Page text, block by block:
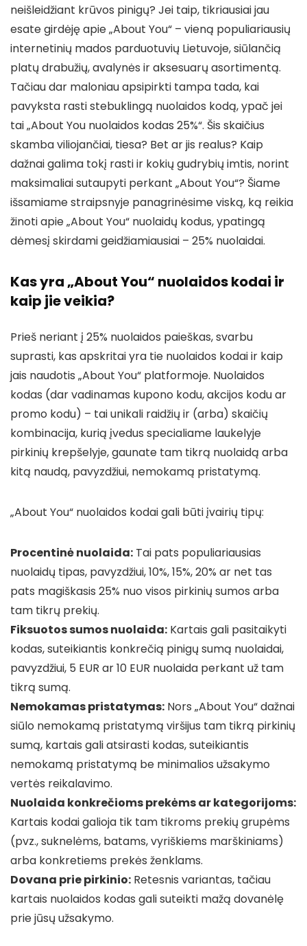
neišleidžiant krūvos pinigų? Jei taip, tikriausiai jau
esate girdėję apie „About You“ – vieną populiariausių
internetinių mados parduotuvių Lietuvoje, siūlančią
platų drabužių, avalynės ir aksesuarų asortimentą.
Tačiau dar maloniau apsipirkti tampa tada, kai
pavyksta rasti stebuklingą nuolaidos kodą, ypač jei
tai „About You nuolaidos kodas 25%“. Šis skaičius
skamba viliojančiai, tiesa? Bet ar jis realus? Kaip
dažnai galima tokį rasti ir kokių gudrybių imtis, norint
maksimaliai sutaupyti perkant „About You“? Šiame
išsamiame straipsnyje panagrinėsime viską, ką reikia
žinoti apie „About You“ nuolaidų kodus, ypatingą
dėmesį skirdami geidžiamiausiai – 25% nuolaidai.
Kas yra „About You“ nuolaidos kodai ir
kaip jie veikia?
Prieš neriant į 25% nuolaidos paieškas, svarbu
suprasti, kas apskritai yra tie nuolaidos kodai ir kaip
jais naudotis „About You“ platformoje. Nuolaidos
kodas (dar vadinamas kupono kodu, akcijos kodu ar
promo kodu) – tai unikali raidžių ir (arba) skaičių
kombinacija, kurią įvedus specialiame laukelyje
pirkinių krepšelyje, gaunate tam tikrą nuolaidą arba
kitą naudą, pavyzdžiui, nemokamą pristatymą.
„About You“ nuolaidos kodai gali būti įvairių tipų:
Procentinė nuolaida: Tai pats populiariausias
nuolaidų tipas, pavyzdžiui, 10%, 15%, 20% ar net tas
pats magiškasis 25% nuo visos pirkinių sumos arba
tam tikrų prekių.
Fiksuotos sumos nuolaida: Kartais gali pasitaikyti
kodas, suteikiantis konkrečią pinigų sumą nuolaidai,
pavyzdžiui, 5 EUR ar 10 EUR nuolaida perkant už tam
tikrą sumą.
Nemokamas pristatymas: Nors „About You“ dažnai
siūlo nemokamą pristatymą viršijus tam tikrą pirkinių
sumą, kartais gali atsirasti kodas, suteikiantis
nemokamą pristatymą be minimalios užsakymo
vertės reikalavimo.
Nuolaida konkrečioms prekėms ar kategorijoms:
Kartais kodai galioja tik tam tikroms prekių grupėms
(pvz., suknelėms, batams, vyriškiems marškiniams)
arba konkretiems prekės ženklams.
Dovana prie pirkinio: Retesnis variantas, tačiau
kartais nuolaidos kodas gali suteikti mažą dovanėlę
prie jūsų užsakymo.